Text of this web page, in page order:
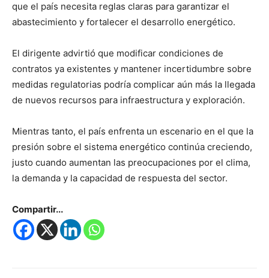
que el país necesita reglas claras para garantizar el
abastecimiento y fortalecer el desarrollo energético.
El dirigente advirtió que modificar condiciones de
contratos ya existentes y mantener incertidumbre sobre
medidas regulatorias podría complicar aún más la llegada
de nuevos recursos para infraestructura y exploración.
Mientras tanto, el país enfrenta un escenario en el que la
presión sobre el sistema energético continúa creciendo,
justo cuando aumentan las preocupaciones por el clima,
la demanda y la capacidad de respuesta del sector.
Compartir...